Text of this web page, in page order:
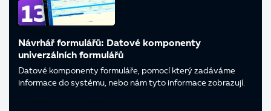
Návrhář formulářů: Datové komponenty
univerzálních formulářů
Datové komponenty formuláře, pomocí který zadáváme
informace do systému, nebo nám tyto informace zobrazují.